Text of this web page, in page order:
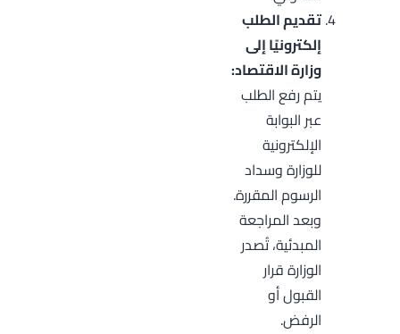
تقديم الطلب
إلكترونيًا إلى
وزارة الاقتصاد:
يتم رفع الطلب
عبر البوابة
الإلكترونية
للوزارة وسداد
الرسوم المقررة.
وبعد المراجعة
المبدئية، تُصدر
الوزارة قرار
القبول أو
الرفض.